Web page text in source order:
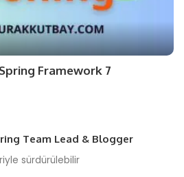
Framework 7
Team Lead & Blogger
sürdürülebilir